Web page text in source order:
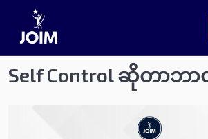
Self Control ဆိုတာဘ